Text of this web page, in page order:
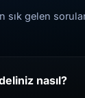
sık gelen
nasıl?